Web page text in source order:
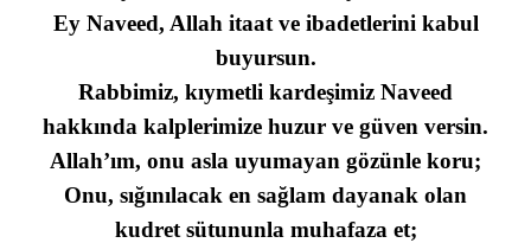
Ey Naveed, Allah itaat ve ibadetlerini kabul
buyursun.
Rabbimiz, kıymetli kardeşimiz Naveed
hakkında kalplerimize huzur ve güven versin.
Allah’ım, onu asla uyumayan gözünle koru;
Onu, sığınılacak en sağlam dayanak olan
kudret sütununla muhafaza et;